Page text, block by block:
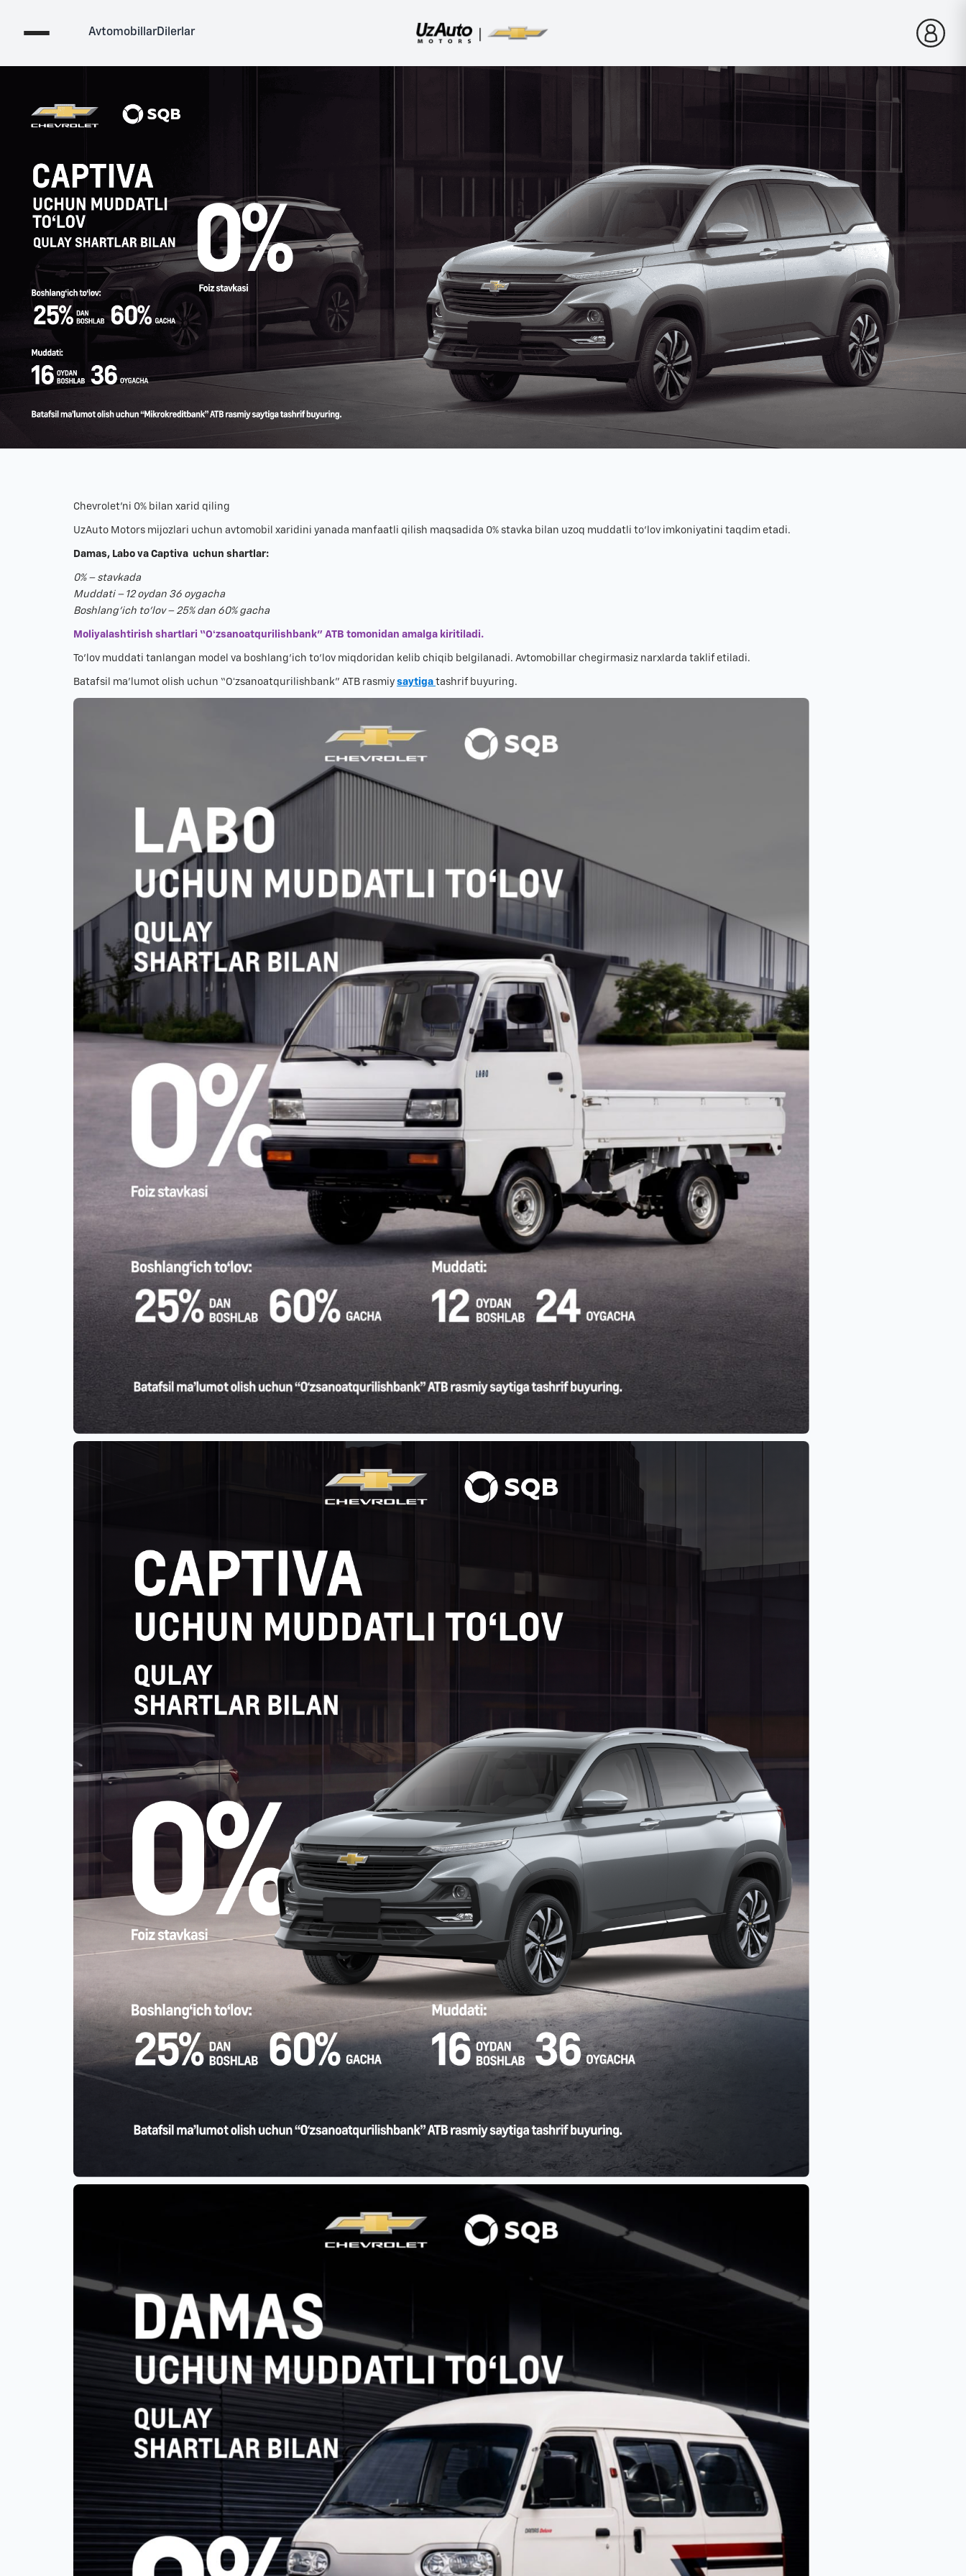
AvtomobillarDilerlar
Chevrolet’ni 0% bilan xarid qiling
UzAuto Motors mijozlari uchun avtomobil xaridini yanada manfaatli qilish maqsadida 0% stavka bilan uzoq muddatli to‘lov imkoniyatini taqdim etadi.
Damas, Labo va Captiva uchun shartlar:
0% – stavkada
Muddati – 12 oydan 36 oygacha
Boshlang‘ich to‘lov – 25% dan 60% gacha
Moliyalashtirish shartlari “Oʻzsanoatqurilishbank” ATB tomonidan amalga kiritiladi.
To‘lov muddati tanlangan model va boshlang‘ich to‘lov miqdoridan kelib chiqib belgilanadi. Avtomobillar chegirmasiz narxlarda taklif etiladi.
Batafsil ma’lumot olish uchun “Oʻzsanoatqurilishbank” ATB rasmiy saytiga tashrif buyuring.